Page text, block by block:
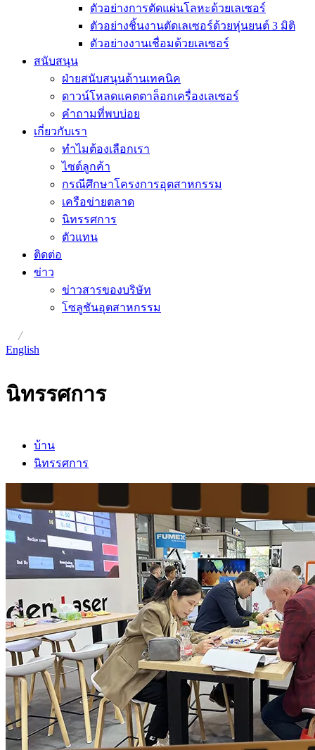
ตัวอย่างการตัดแผ่นโลหะด้วยเลเซอร์
ตัวอย่างชิ้นงานตัดเลเซอร์ด้วยหุ่นยนต์ 3 มิติ
ตัวอย่างงานเชื่อมด้วยเลเซอร์
สนับสนุน
ฝ่ายสนับสนุนด้านเทคนิค
ดาวน์โหลดแคตตาล็อกเครื่องเลเซอร์
คำถามที่พบบ่อย
เกี่ยวกับเรา
ทำไมต้องเลือกเรา
ไซต์ลูกค้า
กรณีศึกษาโครงการอุตสาหกรรม
เครือข่ายตลาด
นิทรรศการ
ตัวแทน
ติดต่อ
ข่าว
ข่าวสารของบริษัท
โซลูชันอุตสาหกรรม
/
English
นิทรรศการ
บ้าน
นิทรรศการ